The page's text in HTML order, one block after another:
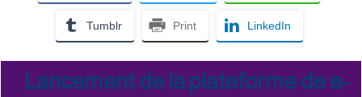
Tumblr Print LinkedIn
Lancement de la plateforme de e-